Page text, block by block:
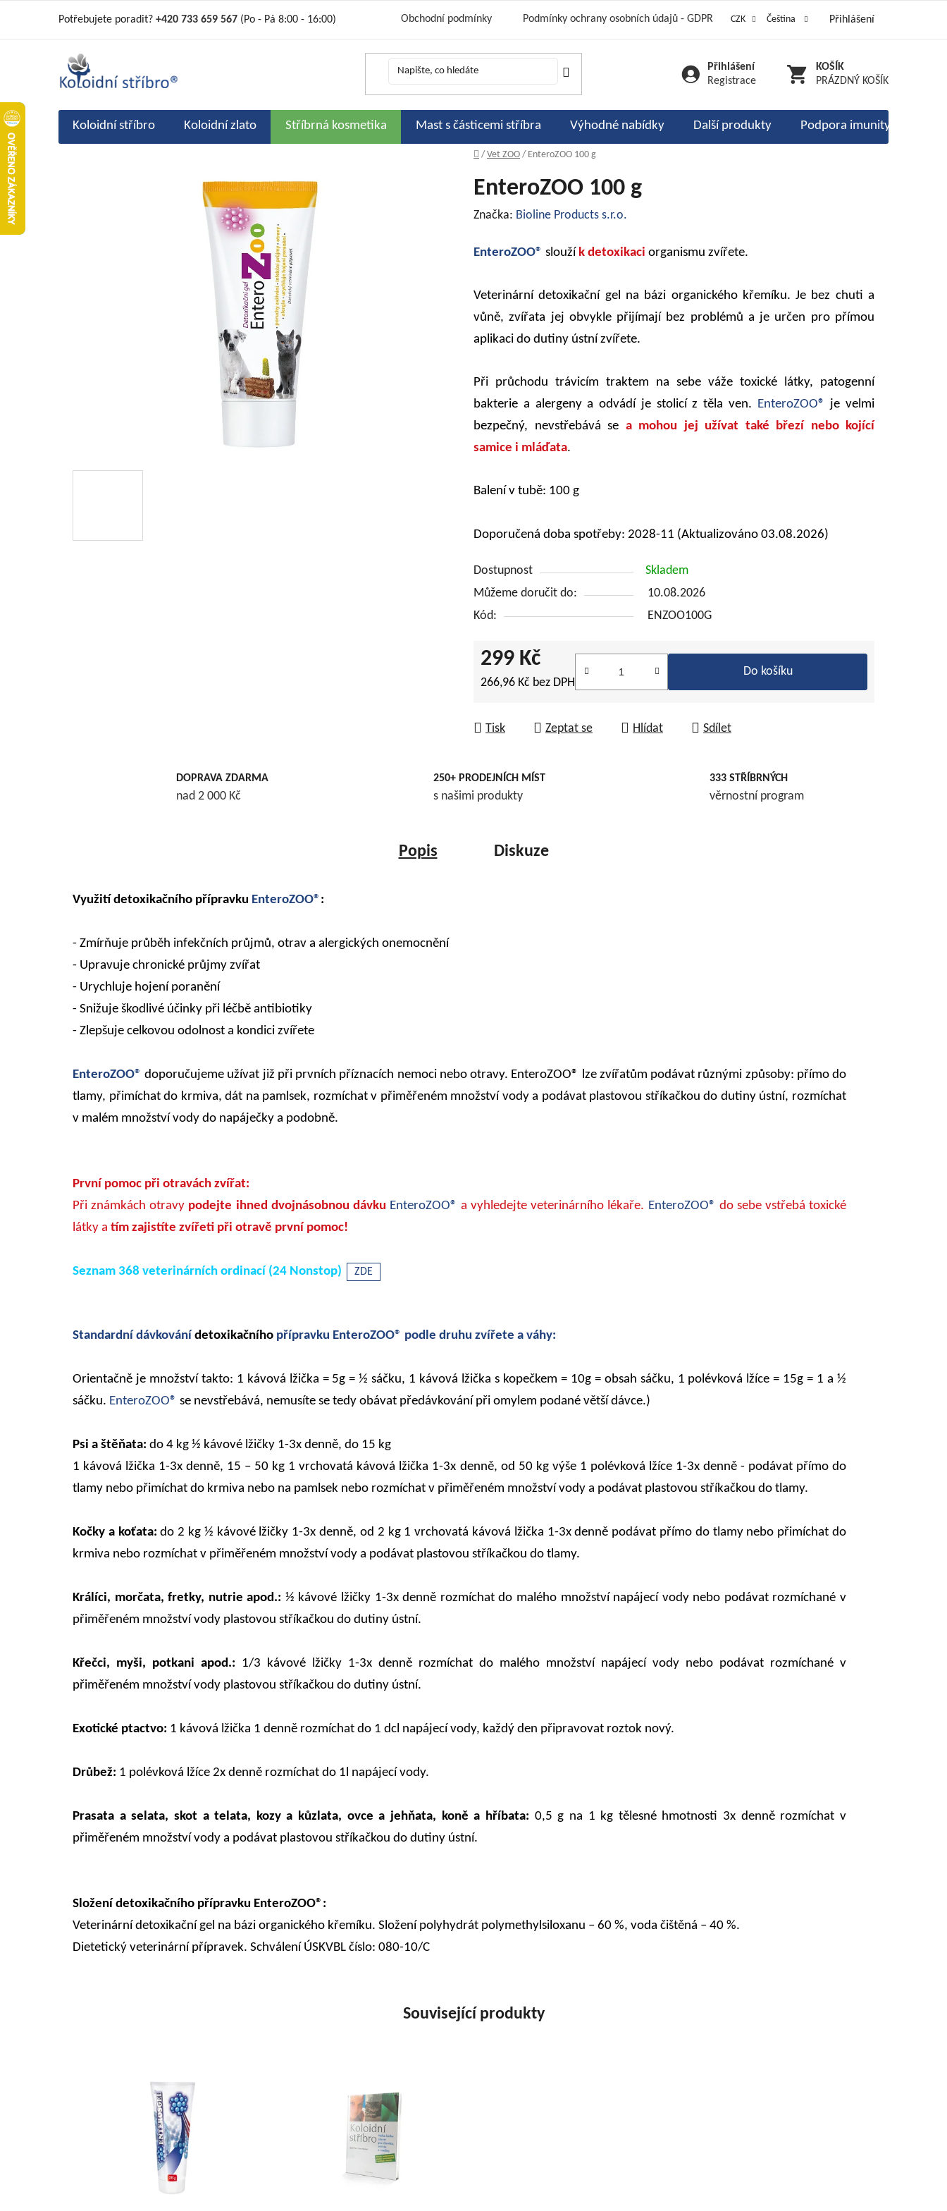
Potřebujete poradit? +420 733 659 567 (Po - Pá 8:00 - 16:00) Obchodní podmínky
Podmínky ochrany osobních údajů - GDPR
Hodnocení obchodu
Moje objednávka
CZK Čeština Přihlášení
Přihlášení
Registrace
NÁKUPNÍPRÁZDNÝ KOŠÍK
Koloidní stříbro Koloidní zlato Stříbrná kosmetika Mast s částicemi stříbra Výhodné nabídky Další produkty Podpora imunity
Domů
/ Vet ZOO / EnteroZOO 100 g
EnteroZOO 100 g
Značka: Bioline Products s.r.o.
EnteroZOO® slouží k detoxikaci organismu zvířete.
Veterinární detoxikační gel na bázi organického křemíku. Je bez chuti a
vůně, zvířata jej obvykle přijímají bez problémů a je určen pro přímou
aplikaci do dutiny ústní zvířete.
Při průchodu trávicím traktem na sebe váže toxické látky, patogenní
bakterie a alergeny a odvádí je stolicí z těla ven. EnteroZOO® je velmi
bezpečný, nevstřebává se a mohou jej užívat také březí nebo kojící
samice i mláďata.
Balení v tubě: 100 g
Doporučená doba spotřeby: 2028-11 (Aktualizováno 03.08.2026)
Dostupnost
Skladem
Můžeme doručit do:
10.08.2026
Kód:
ENZOO100G
299 Kč
266,96 Kč bez DPH
Do košíku
Tisk Zeptat se Hlídat Sdílet
DOPRAVA ZDARMA
nad 2 000 Kč
250+ PRODEJNÍCH MÍST
s našimi produkty
333 STŘÍBRNÝCH
věrnostní program
Popis Diskuze
Využití detoxikačního přípravku EnteroZOO® :
- Zmírňuje průběh infekčních průjmů, otrav a alergických onemocnění
- Upravuje chronické průjmy zvířat
- Urychluje hojení poranění
- Snižuje škodlivé účinky při léčbě antibiotiky
- Zlepšuje celkovou odolnost a kondici zvířete
EnteroZOO® doporučujeme užívat již při prvních příznacích nemoci nebo otravy. EnteroZOO® lze zvířatům podávat různými způsoby: přímo do
tlamy, přimíchat do krmiva, dát na pamlsek, rozmíchat v přiměřeném množství vody a podávat plastovou stříkačkou do dutiny ústní, rozmíchat
v malém množství vody do napáječky a podobně.
První pomoc při otravách zvířat:
Při známkách otravy podejte ihned dvojnásobnou dávku EnteroZOO® a vyhledejte veterinárního lékaře. EnteroZOO® do sebe vstřebá toxické
látky a tím zajistíte zvířeti při otravě první pomoc!
Seznam 368 veterinárních ordinací (24 Nonstop) ZDE
Standardní dávkování detoxikačního přípravku EnteroZOO® podle druhu zvířete a váhy:
Orientačně je množství takto: 1 kávová lžička = 5g = ½ sáčku, 1 kávová lžička s kopečkem = 10g = obsah sáčku, 1 polévková lžíce = 15g = 1 a ½
sáčku. EnteroZOO® se nevstřebává, nemusíte se tedy obávat předávkování při omylem podané větší dávce.)
Psi a štěňata: do 4 kg ½ kávové lžičky 1-3x denně, do 15 kg
1 kávová lžička 1-3x denně, 15 – 50 kg 1 vrchovatá kávová lžička 1-3x denně, od 50 kg výše 1 polévková lžíce 1-3x denně - podávat přímo do
tlamy nebo přimíchat do krmiva nebo na pamlsek nebo rozmíchat v přiměřeném množství vody a podávat plastovou stříkačkou do tlamy.
Kočky a koťata:do 2 kg ½ kávové lžičky 1-3x denně, od 2 kg 1 vrchovatá kávová lžička 1-3x denně podávat přímo do tlamy nebo přimíchat do
krmiva nebo rozmíchat v přiměřeném množství vody a podávat plastovou stříkačkou do tlamy.
Králíci, morčata, fretky, nutrie apod.: ½ kávové lžičky 1-3x denně rozmíchat do malého množství napájecí vody nebo podávat rozmíchané v
přiměřeném množství vody plastovou stříkačkou do dutiny ústní.
Křečci, myši, potkani apod.: 1/3 kávové lžičky 1-3x denně rozmíchat do malého množství napájecí vody nebo podávat rozmíchané v
přiměřeném množství vody plastovou stříkačkou do dutiny ústní.
Exotické ptactvo: 1 kávová lžička 1 denně rozmíchat do 1 dcl napájecí vody, každý den připravovat roztok nový.
Drůbež: 1 polévková lžíce 2x denně rozmíchat do 1l napájecí vody.
Prasata a selata, skot a telata, kozy a kůzlata, ovce a jehňata, koně a hříbata: 0,5 g na 1 kg tělesné hmotnosti 3x denně rozmíchat v
přiměřeném množství vody a podávat plastovou stříkačkou do dutiny ústní.
Složení detoxikačního přípravku EnteroZOO®:
Veterinární detoxikační gel na bázi organického křemíku. Složení polyhydrát polymethylsiloxanu – 60 %, voda čištěná – 40 %.
Dietetický veterinární přípravek. Schválení ÚSKVBL číslo: 080-10/C
Související produkty